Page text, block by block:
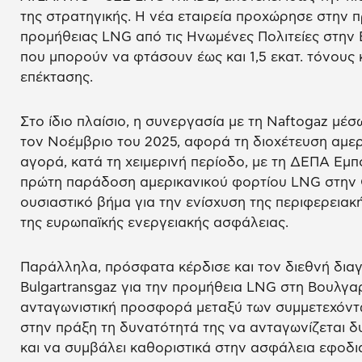
της στρατηγικής. Η νέα εταιρεία προχώρησε στην
προμήθειας LNG από τις Ηνωμένες Πολιτείες
που μπορούν να φτάσουν έως και 1,5 εκατ. τόνους
επέκτασης.
Στο ίδιο πλαίσιο, η συνεργασία με τη Naftogaz
τον Νοέμβριο του 2025, αφορά τη διοχέτευση
αγορά, κατά τη χειμερινή περίοδο, με τη ΔΕΠΑ
πρώτη παράδοση αμερικανικού φορτίου LNG στην
ουσιαστικό βήμα για την ενίσχυση της
της ευρωπαϊκής ενεργειακής ασφάλειας.
Παράλληλα, πρόσφατα κέρδισε και τον διεθνή
Bulgartransgaz για την προμήθεια LNG στη
ανταγωνιστική προσφορά μεταξύ των
στην πράξη τη δυνατότητά της να ανταγωνίζεται
και να συμβάλει καθοριστικά στην ασφάλεια